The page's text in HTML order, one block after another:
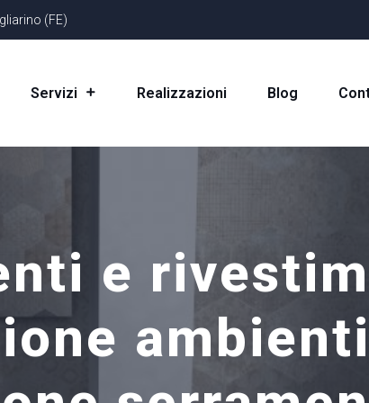
(FE)
Servizi Realizzazioni Blog
e